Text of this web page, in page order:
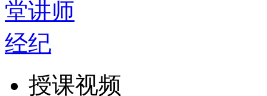
授课视频